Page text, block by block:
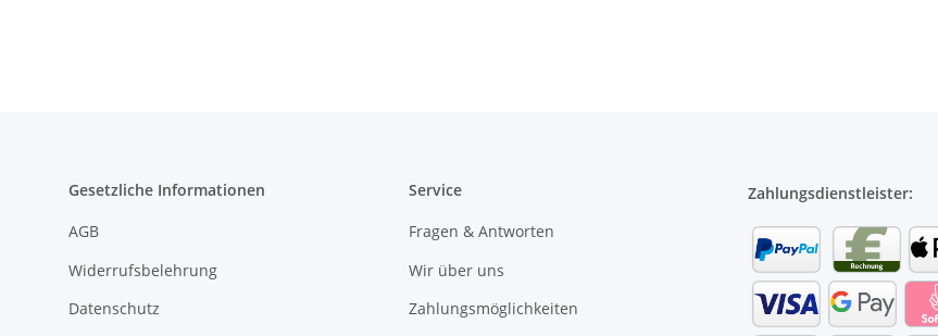
Gesetzliche Informationen
AGB
Widerrufsbelehrung
Datenschutz
Service
Fragen & Antworten
Wir über uns
Zahlungsmöglichkeiten
Zahlungsdienstleister: